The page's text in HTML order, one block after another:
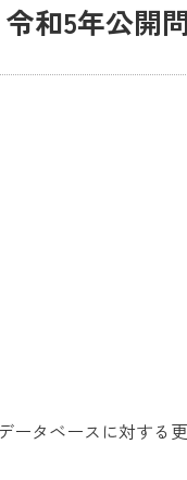
和5年公開
ータベースに対す